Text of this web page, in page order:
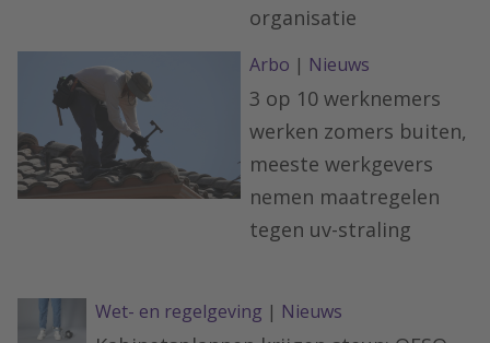
organisatie
Arbo | Nieuws
3 op 10 werknemers
werken zomers buiten,
meeste werkgevers
nemen maatregelen
tegen uv-straling
Wet- en regelgeving | Nieuws